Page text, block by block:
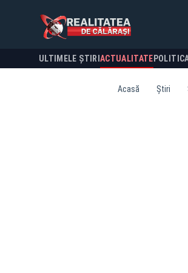
ULTIMELE ȘTIRI ACTUALITATE
Acasă Știri